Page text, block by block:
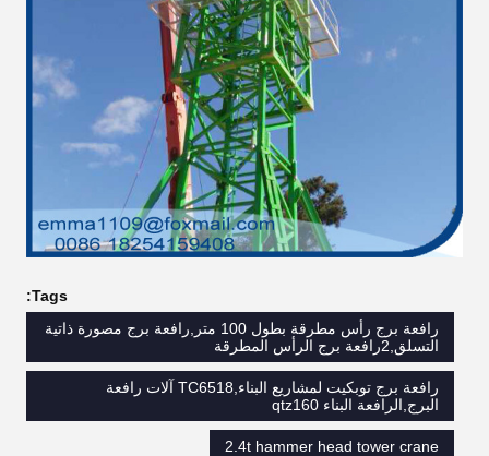
Tags:
رافعة برج رأس مطرقة بطول 100 متر,رافعة برج مصورة ذاتية
التسلق,2رافعة برج الرأس المطرقة
رافعة برج توبكيت لمشاريع البناء,TC6518 آلات رافعة
البرج,الرافعة البناء qtz160
2.4t hammer head tower crane